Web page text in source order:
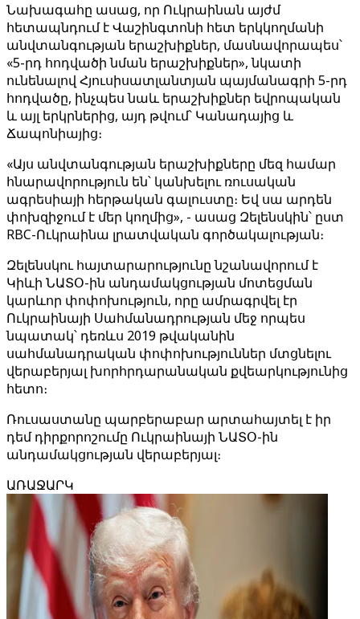
Նախագահը ասաց, որ Ուկրաինան այժմ
հետապնդում է Վաշինգտոնի հետ երկկողմանի
անվտանգության երաշխիքներ, մասնավորապես՝
«5-րդ հոդվածի նման երաշխիքներ», նկատի
ունենալով Հյուսիսատլանտյան պայմանագրի 5-րդ
հոդվածը, ինչպես նաև երաշխիքներ եվրոպական
և այլ երկրներից, այդ թվում՝ Կանադայից և
Ճապոնիայից։
«Այս անվտանգության երաշխիքները մեզ համար
հնարավորություն են՝ կանխելու ռուսական
ագրեսիայի հերթական գալուստը։ Եվ սա արդեն
փոխզիջում է մեր կողմից», - ասաց Զելենսկին՝ ըստ
RBC-Ուկրաինա լրատվական գործակալության։
Զելենսկու հայտարարությունը նշանավորում է
Կիևի ՆԱՏՕ-ին անդամակցության մոտեցման
կարևոր փոփոխություն, որը ամրագրվել էր
Ուկրաինայի Սահմանադրության մեջ որպես
նպատակ՝ դեռևս 2019 թվականին
սահմանադրական փոփոխություններ մտցնելու
վերաբերյալ խորհրդարանական քվեարկությունից
հետո։
Ռուսաստանը պարբերաբար արտահայտել է իր
դեմ դիրքորոշումը Ուկրաինայի ՆԱՏՕ-ին
անդամակցության վերաբերյալ։
ԱՌԱՋԱՐԿ